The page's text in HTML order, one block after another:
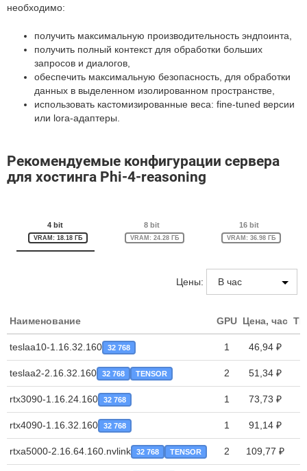
необходимо:
получить максимальную производительность эндпоинта,
получить полный контекст для обработки больших
запросов и диалогов,
обеспечить максимальную безопасность, для обработки
данных в выделенном изолированном пространстве,
использовать кастомизированные веса: fine-tuned версии
или lora-адаптеры.
Рекомендуемые конфигурации сервера
для хостинга Phi-4-reasoning
4 bit
VRAM: 18.18 ГБ
8 bit
VRAM: 24.28 ГБ
16 bit
VRAM: 36.98 ГБ
Цены:
Наименование GPU Цена, час
teslaa10-1.16.32.160 32 768 1 46,94 ₽
teslaa2-2.16.32.160 32 768 TENSOR 2 51,34 ₽
rtx3090-1.16.24.160 32 768 1 73,73 ₽
rtx4090-1.16.32.160 32 768 1 91,14 ₽
rtxa5000-2.16.64.160.nvlink 32 768 TENSOR 2 109,77 ₽